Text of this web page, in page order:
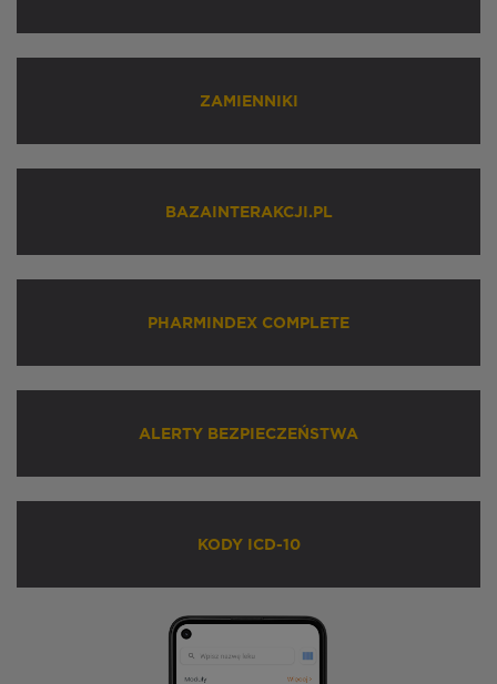
ZAMIENNIKI
BAZAINTERAKCJI.PL
PHARMINDEX COMPLETE
ALERTY BEZPIECZEŃSTWA
KODY ICD-10